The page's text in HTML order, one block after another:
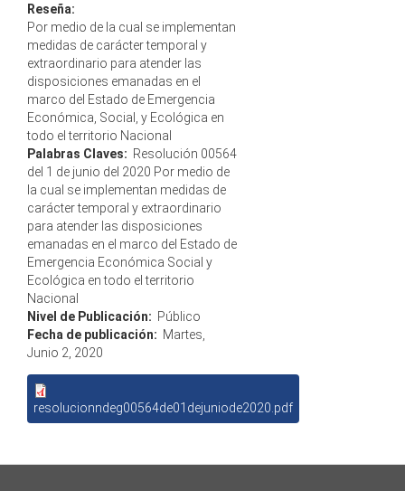
Reseña:
Por medio de la cual se implementan
medidas de carácter temporal y
extraordinario para atender las
disposiciones emanadas en el
marco del Estado de Emergencia
Económica, Social, y Ecológica en
todo el territorio Nacional
Palabras Claves: Resolución 00564
del 1 de junio del 2020 Por medio de
la cual se implementan medidas de
carácter temporal y extraordinario
para atender las disposiciones
emanadas en el marco del Estado de
Emergencia Económica Social y
Ecológica en todo el territorio
Nacional
Nivel de Publicación: Público
Fecha de publicación: Martes,
Junio 2, 2020
resolucionndeg00564de01dejuniode2020.pdf